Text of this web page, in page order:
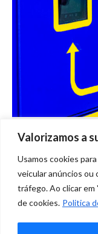
Valorizamos a
Usamos cookies
veicular anúncios ou
tráfego. Ao clicar em
de cookies. Politica
A volta do
pandemia
Blog Por
3 Comentários